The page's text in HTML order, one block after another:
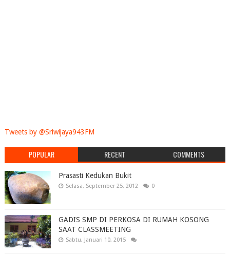
Tweets by @Sriwijaya943FM
POPULAR RECENT COMMENTS
Prasasti Kedukan Bukit
Selasa, September 25, 2012 0
GADIS SMP DI PERKOSA DI RUMAH KOSONG
SAAT CLASSMEETING
Sabtu, Januari 10, 2015